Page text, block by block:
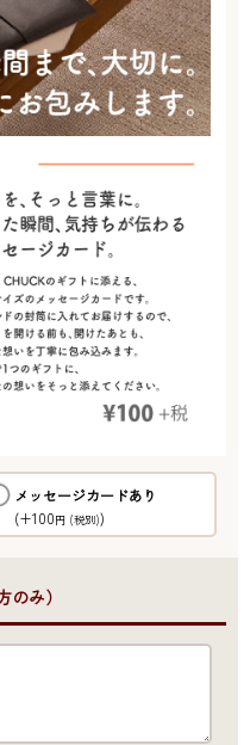
メッセージカードあり
(+100円 (税別))
のみ）